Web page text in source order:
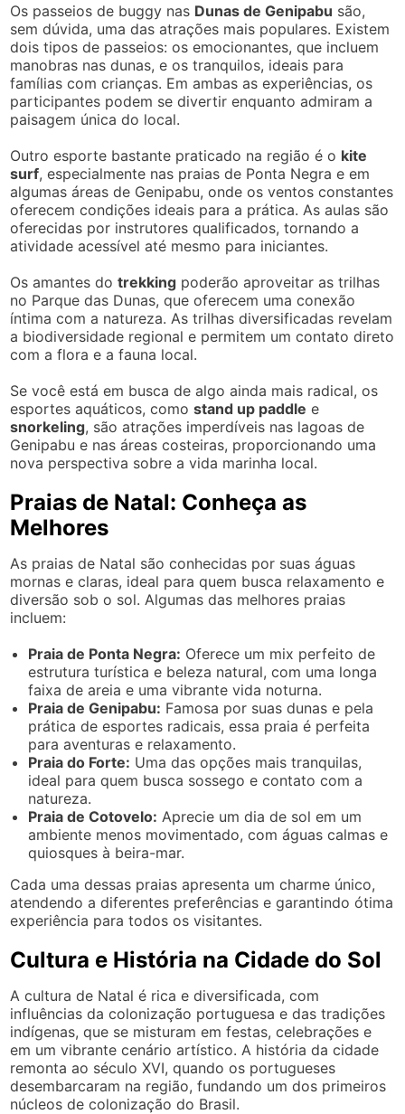
Os passeios de buggy nas Dunas de Genipabu são,
sem dúvida, uma das atrações mais populares. Existem
dois tipos de passeios: os emocionantes, que incluem
manobras nas dunas, e os tranquilos, ideais para
famílias com crianças. Em ambas as experiências, os
participantes podem se divertir enquanto admiram a
paisagem única do local.
Outro esporte bastante praticado na região é o kite
surf, especialmente nas praias de Ponta Negra e em
algumas áreas de Genipabu, onde os ventos constantes
oferecem condições ideais para a prática. As aulas são
oferecidas por instrutores qualificados, tornando a
atividade acessível até mesmo para iniciantes.
Os amantes dotrekking poderão aproveitar as trilhas
no Parque das Dunas, que oferecem uma conexão
íntima com a natureza. As trilhas diversificadas revelam
a biodiversidade regional e permitem um contato direto
com a flora e a fauna local.
Se você está em busca de algo ainda mais radical, os
esportes aquáticos, comostand up paddle e
snorkeling, são atrações imperdíveis nas lagoas de
Genipabu e nas áreas costeiras, proporcionando uma
nova perspectiva sobre a vida marinha local.
Praias de Natal: Conheça as
Melhores
As praias de Natal são conhecidas por suas águas
mornas e claras, ideal para quem busca relaxamento e
diversão sob o sol. Algumas das melhores praias
incluem:
Praia de Ponta Negra: Oferece um mix perfeito de
estrutura turística e beleza natural, com uma longa
faixa de areia e uma vibrante vida noturna.
Praia de Genipabu: Famosa por suas dunas e pela
prática de esportes radicais, essa praia é perfeita
para aventuras e relaxamento.
Praia do Forte: Uma das opções mais tranquilas,
ideal para quem busca sossego e contato com a
natureza.
Praia de Cotovelo: Aprecie um dia de sol em um
ambiente menos movimentado, com águas calmas e
quiosques à beira-mar.
Cada uma dessas praias apresenta um charme único,
atendendo a diferentes preferências e garantindo ótima
experiência para todos os visitantes.
Cultura e História na Cidade do Sol
A cultura de Natal é rica e diversificada, com
influências da colonização portuguesa e das tradições
indígenas, que se misturam em festas, celebrações e
em um vibrante cenário artístico. A história da cidade
remonta ao século XVI, quando os portugueses
desembarcaram na região, fundando um dos primeiros
núcleos de colonização do Brasil.